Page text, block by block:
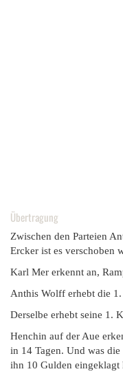
Übertragung
Zwischen den Parteien
Ercker ist es verschoben
Karl Mer erkennt an,
Anthis Wolff erhebt die
Derselbe erhebt seine 1.
Henchin auf der Aue
in 14 Tagen. Und was
ihn 10 Gulden eingeklagt